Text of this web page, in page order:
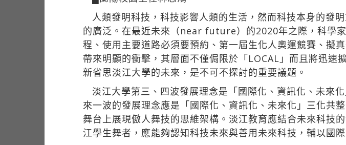
人類發明科技，科技影響人類的生活，然而科技本身的發
的廣泛。在最近未來（near future）的2020年之際，科學
程、使用主要道路必須要預約、第一屆生化人奧運競賽、
帶來明顯的衝擊，其層面不僅侷限於「LOCAL」而且將迅
新省思淡江大學的未來，是不可不探討的重要議題。
淡江大學第三、四波發展理念是「國際化、資訊化、未來
來一波的發展理念應是「國際化、資訊化、未來化」三化共
舞台上展現傲人舞技的思維架構。淡江教育應結合未來科技
江學生舞者，應能夠認知科技未來與善用未來科技，輔以國